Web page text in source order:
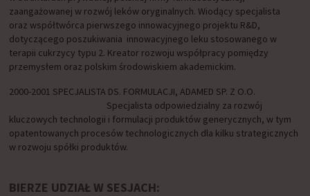
zaangażowanej w rozwój leków oryginalnych. Wiodący specjalista
oraz współtwórca pierwszego innowacyjnego projektu R&D,
dotyczącego poszukiwania innowacyjnego leku stosowanego w
terapii cukrzycy typu 2. Kreator rozwoju współpracy pomiędzy
przemysłem oraz polskim środowiskiem akademickim.
2000-2001 SPECJALISTA DS. FORMULACJI, ADAMED SP. Z O.O.
Specjalista odpowiedzialny za rozwój
kluczowych technologii i formulacji produktów generycznych, w tym
opatentowanych procesów technologicznych dla kilku strategicznych
w rozwoju spółki produktów.
BIERZE UDZIAŁ W SESJACH: